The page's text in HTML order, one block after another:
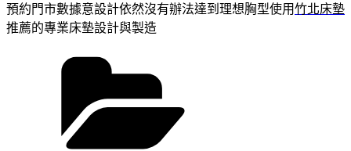
預約門市數據意設計依然沒有辦法達到理想胸型使用竹北床墊
推薦的專業床墊設計與製造